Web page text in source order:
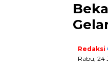
Redaksi
Rabu, 24